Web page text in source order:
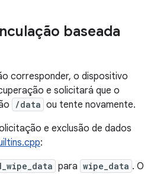
baseada
corresponder, o dispositivo
e solicitará que o
/data ou tente novamente.
e exclusão de dados
:
para wipe_data . O